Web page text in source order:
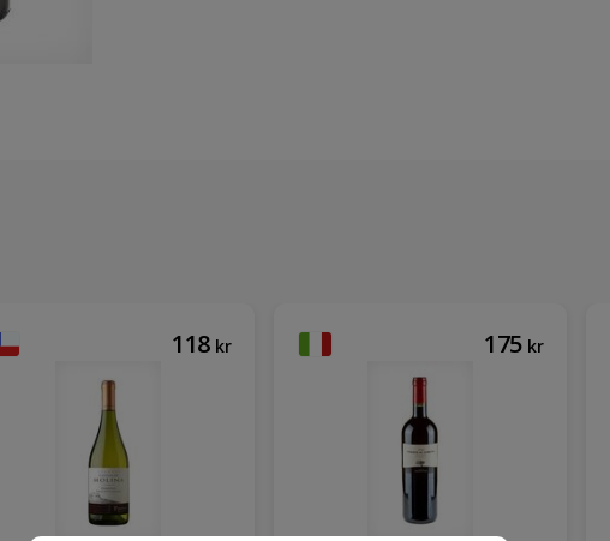
118 kr 175 kr